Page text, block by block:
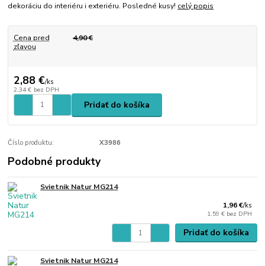
dekoráciu do interiéru i exteriéru. Posledné kusy! celý popis
Cena pred
zľavou
4,90 €
2,88 €/ks
2,34 € bez DPH
Pridať do košíka
Číslo produktu: X3986
Podobné produkty
Svietnik Natur MG214
1,96 €/ks
1,59 € bez DPH
Pridať do košíka
Svietnik Natur MG214